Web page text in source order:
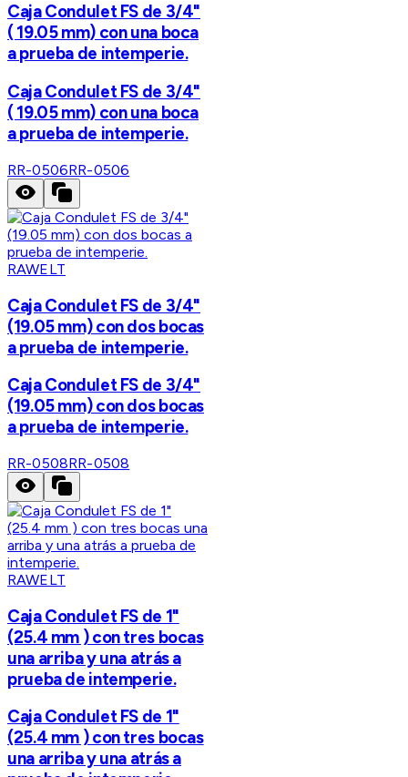
Caja Condulet FS de 3/4"
( 19.05 mm) con una boca
a prueba de intemperie.
Caja Condulet FS de 3/4"
( 19.05 mm) con una boca
a prueba de intemperie.
RR-0506RR-0506
RAWELT
Caja Condulet FS de 3/4"
(19.05 mm) con dos bocas
a prueba de intemperie.
Caja Condulet FS de 3/4"
(19.05 mm) con dos bocas
a prueba de intemperie.
RR-0508RR-0508
RAWELT
Caja Condulet FS de 1"
(25.4 mm ) con tres bocas
una arriba y una atrás a
prueba de intemperie.
Caja Condulet FS de 1"
(25.4 mm ) con tres bocas
una arriba y una atrás a